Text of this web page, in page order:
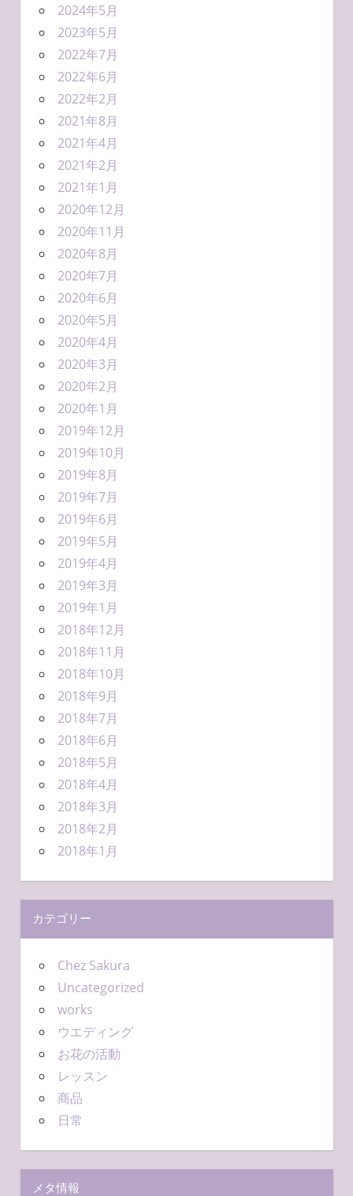
2024年5月
2023年5月
2022年7月
2022年6月
2022年2月
2021年8月
2021年4月
2021年2月
2021年1月
2020年12月
2020年11月
2020年8月
2020年7月
2020年6月
2020年5月
2020年4月
2020年3月
2020年2月
2020年1月
2019年12月
2019年10月
2019年8月
2019年7月
2019年6月
2019年5月
2019年4月
2019年3月
2019年1月
2018年12月
2018年11月
2018年10月
2018年9月
2018年7月
2018年6月
2018年5月
2018年4月
2018年3月
2018年2月
2018年1月
カテゴリー
Chez Sakura
Uncategorized
works
ウエディング
お花の活動
レッスン
商品
日常
メタ情報